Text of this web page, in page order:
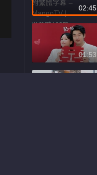
02:45
01:53